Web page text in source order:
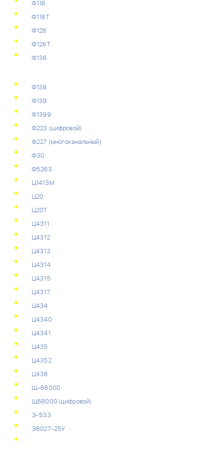
Ф118
Ф118Т
Ф128
Ф128Т
Ф136
Ф138
Ф139
Ф1399
Ф223 (цифровой)
Ф227 (многоканальный)
Ф30
Ф5263
Ц1413М
Ц20
Ц20Т
Ц4311
Ц4312
Ц4313
Ц4314
Ц4315
Ц4317
Ц434
Ц4340
Ц4341
Ц435
Ц4352
Ц438
Щ-68000
Щ68000 (цифровой)
Э-533
Э8027-25У